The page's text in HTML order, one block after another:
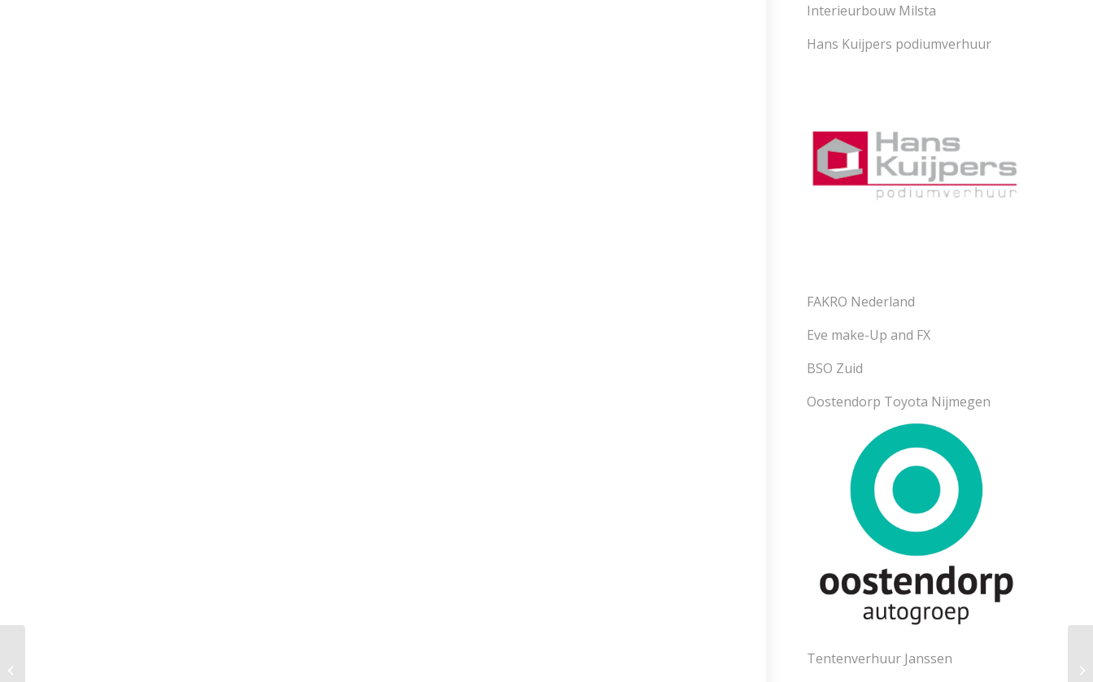
Interieurbouw Milsta
Hans Kuijpers podiumverhuur
FAKRO Nederland
Eve make-Up and FX
BSO Zuid
Oostendorp Toyota Nijmegen
Tentenverhuur Janssen